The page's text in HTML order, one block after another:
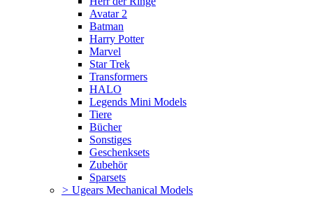
Avatar 2
Batman
Harry Potter
Marvel
Star Trek
Transformers
HALO
Legends Mini Models
Tiere
Bücher
Sonstiges
Geschenksets
Zubehör
Sparsets
> Ugears Mechanical Models